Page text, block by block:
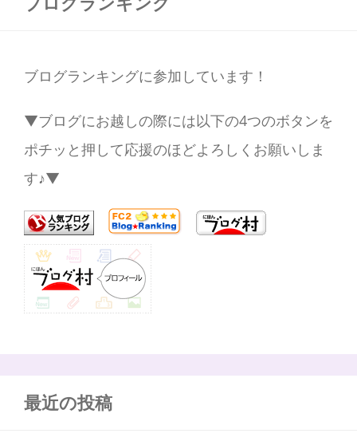
ブログランキングに参加しています！
▼ブログにお越しの際には以下の4つのボタンを
ポチッと押して応援のほどよろしくお願いしま
す♪▼
最近の投稿